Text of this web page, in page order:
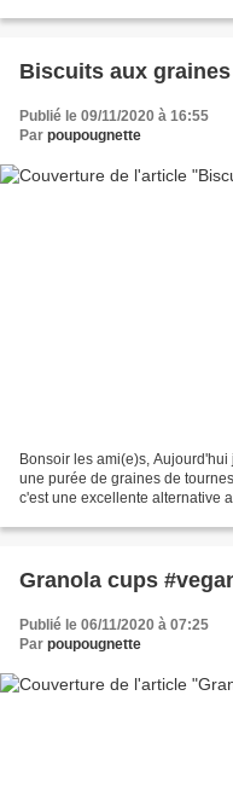
Biscuits aux
Publié le 09/11/2020 à 16:55
Par poupougnette
Bonsoir les ami(e)s,
une purée de graines de
c'est une excellente alternative
Granola cups
Publié le 06/11/2020 à 07:25
Par poupougnette